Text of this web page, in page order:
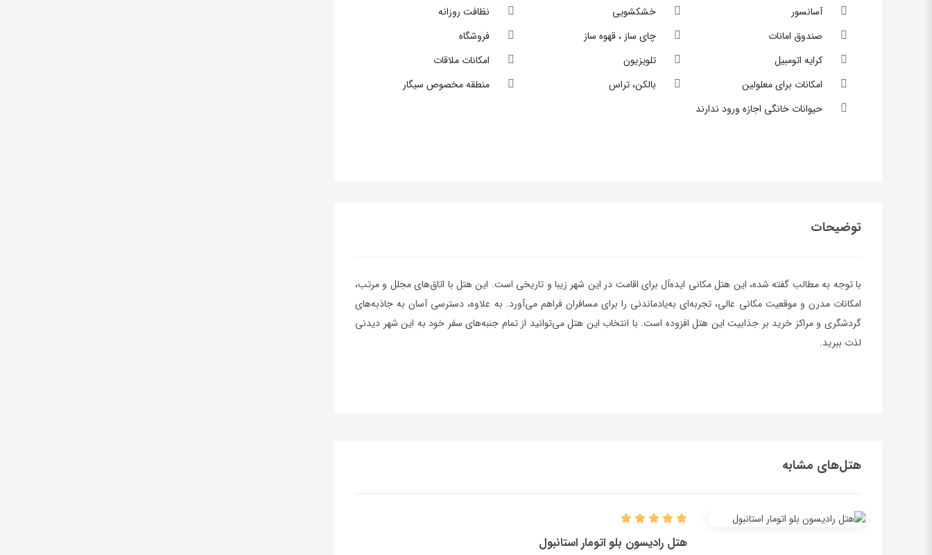
آسانسور
خشکشویی
نظافت روزانه
صندوق امانات
چای ساز ، قهوه ساز
فروشگاه
کرایه اتومبیل
تلویزیون
امکانات ملاقات
امکانات برای معلولین
بالکن، تراس
منطقه مخصوص سیگار
حیوانات خانگی اجازه ورود ندارند
توضیحات
با توجه به مطالب گفته شده، این هتل مکانی ایده‌آل برای اقامت در این شهر زیبا و تاریخی است. این هتل با اتاق‌های مجلل و مرتب،
امکانات مدرن و موقعیت مکانی عالی، تجربه‌ای به‌یادماندنی را برای مسافران فراهم می‌آورد. به علاوه، دسترسی آسان به جاذبه‌های
گردشگری و مراکز خرید بر جذابیت این هتل افزوده است. با انتخاب این هتل می‌توانید از تمام جنبه‌های سفر خود به این شهر دیدنی
لذت ببرید.
هتل‌های مشابه
هتل رادیسون بلو اتومار استانبول